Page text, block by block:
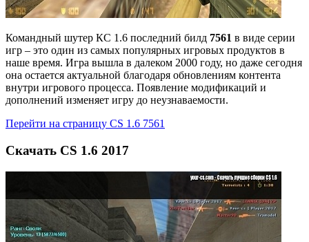
Командный шутер КС 1.6 последний билд 7561 в виде серии
игр – это один из самых популярных игровых продуктов в
наше время. Игра вышла в далеком 2000 году, но даже сегодня
она остается актуальной благодаря обновлениям контента
внутри игрового процесса. Появление модификаций и
дополнений изменяет игру до неузнаваемости.
Перейти на страницу CS 1.6 7561
Скачать CS 1.6 2017